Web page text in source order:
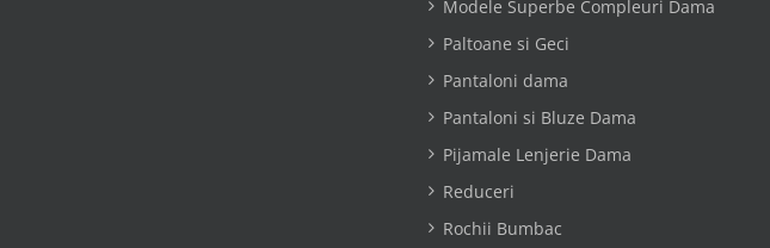
Modele Superbe Compleuri Dama
Paltoane si Geci
Pantaloni dama
Pantaloni si Bluze Dama
Pijamale Lenjerie Dama
Reduceri
Rochii Bumbac